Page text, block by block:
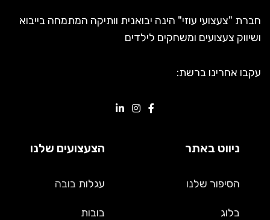
חברת "צעצועי עוזי" הינה יבואנית וותיקה המתמחה בייבוא
ושיווק צעצועים ומשחקים לילדים
עקבו אחרינו ברשת:
ניווט באתר
הסיפור שלנו
בלוג
הצעצועים שלנו
עגלות בובה
בובות